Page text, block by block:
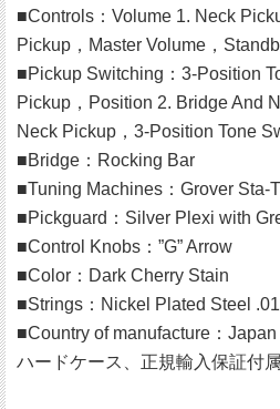
■Controls：Volume 1. Neck
Pickup，Master Volume，
■Pickup Switching：3-Position
Pickup，Position 2. Bridge And
Neck Pickup，3-Position Tone
■Bridge：Rocking Bar
■Tuning Machines：Grover Sta-
■Pickguard：Silver Plexi with
■Control Knobs：”G” Arrow
■Color：Dark Cherry Stain
■Strings：Nickel Plated Steel
■Country of manufacture：Japan
ハードケース、正規輸入保証付属